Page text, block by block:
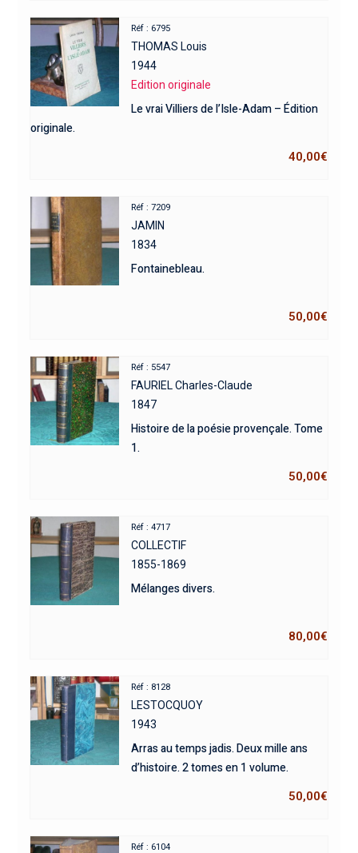
Réf : 6795
THOMAS Louis
1944
Edition originale
Le vrai Villiers de l’Isle-Adam – Édition
originale.
40,00€
Réf : 7209
JAMIN
1834
Fontainebleau.
50,00€
Réf : 5547
FAURIEL Charles-Claude
1847
Histoire de la poésie provençale. Tome
1.
50,00€
Réf : 4717
COLLECTIF
1855-1869
Mélanges divers.
80,00€
Réf : 8128
LESTOCQUOY
1943
Arras au temps jadis. Deux mille ans
d’histoire. 2 tomes en 1 volume.
50,00€
Réf : 6104